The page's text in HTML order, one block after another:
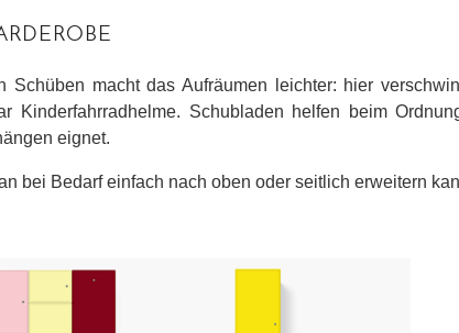
macht das Aufräumen leichter: hier
Kinderfahrradhelme. Schubladen helfen beim
eignet.
bei Bedarf einfach nach oben oder seitlich erweitern